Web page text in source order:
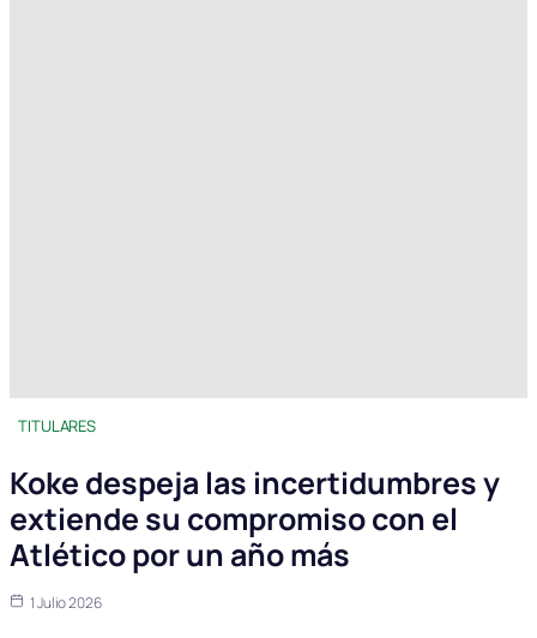
TITULARES
Koke despeja las incertidumbres y
extiende su compromiso con el
Atlético por un año más
1 Julio 2026